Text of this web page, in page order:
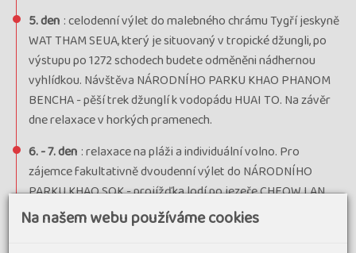
5. den : celodenní výlet do malebného chrámu Tygří jeskyně
WAT THAM SEUA, který je situovaný v tropické džungli, po
výstupu po 1272 schodech budete odměněni nádhernou
vyhlídkou. Návštěva NÁRODNÍHO PARKU KHAO PHANOM
BENCHA - pěší trek džunglí k vodopádu HUAI TO. Na závěr
dne relaxace v horkých pramenech.
6. - 7. den : relaxace na pláži a individuální volno. Pro
zájemce fakultativně dvoudenní výlet do NÁRODNÍHO
PARKU KHAO SOK - projížďka lodí po jezeře CHEOW LAN,
které obklopují vysoké vápencové skály porostlé
neprostupnou džunglí, oběd, koupání, později odpoledne
Na našem webu používáme cookies